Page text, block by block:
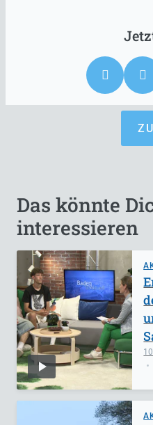
Das könnte
interessieren